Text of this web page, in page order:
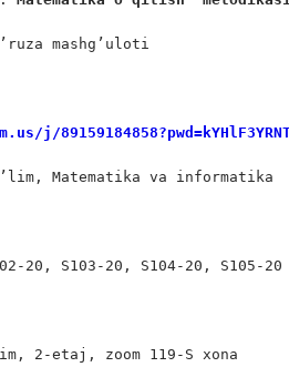
mashg’uloti
j/
Matematika va informatika
20, S103-20, S104-20, S105-20
2-etaj, zoom 119-S xona